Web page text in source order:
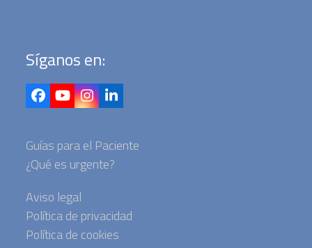
Síganos en:
Facebook
YouTubeInstagram
LinkedIn
Guías para el Paciente
¿Qué es urgente?
Aviso legal
Política de privacidad
Política de cookies